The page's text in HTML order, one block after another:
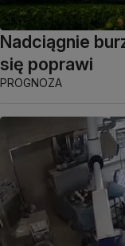
Nadciągnie
się poprawi
PROGNOZA